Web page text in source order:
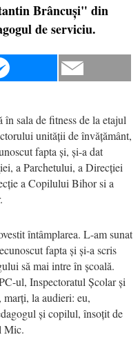
Brâncuși" din
de serviciu.
sala de fitness de la etajul
unității de învățământ,
fapta și, și-a dat
a Parchetului, a Direcției
a Copilului Bihor si a
întâmplarea. L-am sunat
fapta și și-a scris
să mai intre în școală.
ul, Inspectoratul Școlar și
la audieri: eu,
și copilul, însoțit de
Mic.